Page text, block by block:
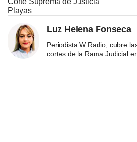
Playas
Luz Helena Fonseca
Periodista W Radio, cubre
cortes de la Rama Judicial